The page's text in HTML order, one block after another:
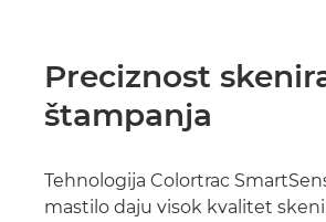
Preciznost
štampanja
Tehnologija Colortrac
mastilo daju visok kvalitet